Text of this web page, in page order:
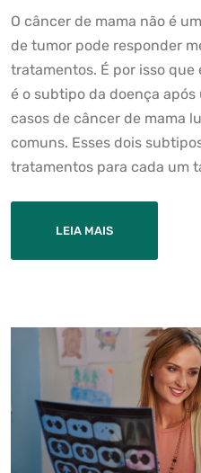
O câncer de mama não é
de tumor pode responder
tratamentos. É por isso
é o subtipo da doença
casos de câncer de mama
comuns. Esses dois
tratamentos para cada um
LEIA MAIS